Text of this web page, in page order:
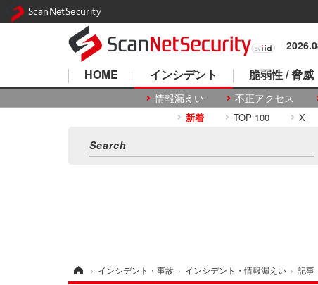
HOME インシデント
情報漏えい 不正アクセス
脆弱性 / 脅威
新着 TOP 100 X
› インシデント・事故 › インシデント・情報漏えい › 記事
ScanNetSecurity